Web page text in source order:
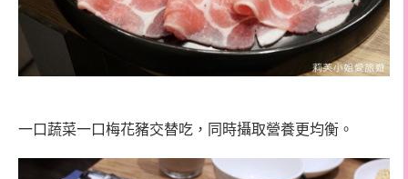
一口蔬菜一口梅花豬交替吃，同時攝取營養更均衡。